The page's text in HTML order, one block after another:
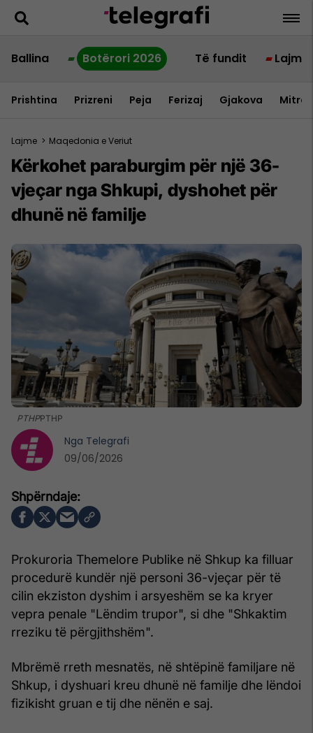
Ballina Botërori 2026 Të fundit Lajme
Prishtina Prizreni Peja Ferizaj Gjakova
Lajme > Maqedonia e Veriut
Kërkohet paraburgim për një 36-
vjeçar nga Shkupi, dyshohet për
dhunë në familje
PTHPPTHP
Prokuroria Themelore Publike në Shkup ka filluar
procedurë kundër një personi 36-vjeçar për të
cilin ekziston dyshim i arsyeshëm se ka kryer
vepra penale "Lëndim trupor", si dhe "Shkaktim
rreziku të përgjithshëm".
Mbrëmë rreth mesnatës, në shtëpinë familjare në
Shkup, i dyshuari kreu dhunë në familje dhe lëndoi
fizikisht gruan e tij dhe nënën e saj.
Nga Telegrafi
09/06/2026